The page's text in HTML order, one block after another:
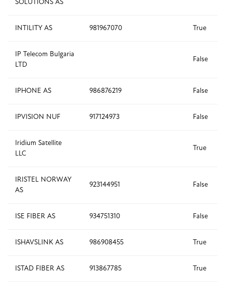
SOLUTIONS AS
INTILITY AS 981967070 True
IP Telecom Bulgaria
LTD
False
IPHONE AS 986876219 False
IPVISION NUF 917124973 False
Iridium Satellite
LLC
True
IRISTEL NORWAY
AS
923144951 False
ISE FIBER AS 934751310 False
ISHAVSLINK AS 986908455 True
ISTAD FIBER AS 913867785 True